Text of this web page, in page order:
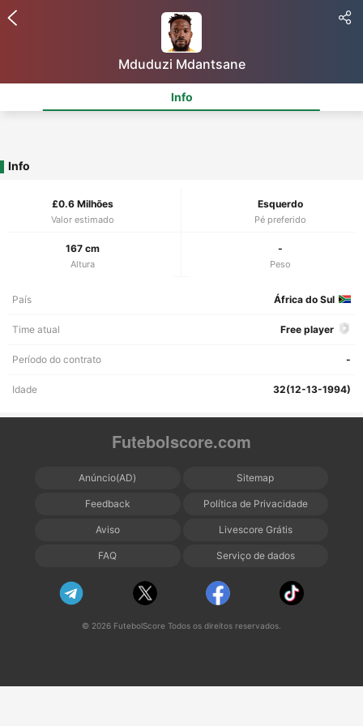
Mduduzi Mdantsane
Info
Info
£0.6 Milhões
Valor estimado
Esquerdo
Pé preferido
167 cm
Altura
-
Peso
País África do Sul
Time atual Free player
Período do contrato -
Idade 32(12-13-1994)
Futebolscore.com
Anúncio(AD) Sitemap
Feedback Política de Privacidade
Aviso Livescore Grátis
FAQ Serviço de dados
© 2026 FutebolScore Todos os direitos reservados.